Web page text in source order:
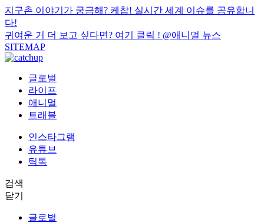
지구촌 이야기가 궁금해? 케찹! 실시간 세계 이슈를 공유합니
다!
귀여운 거 더 보고 싶다면? 여기 클릭 ! @애니멀 뉴스
SITEMAP
글로벌
라이프
애니멀
트래블
인스타그램
유튜브
틱톡
검색
닫기
글로벌